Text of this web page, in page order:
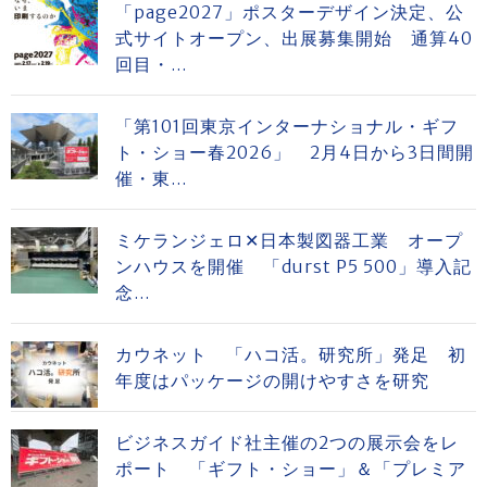
「page2027」ポスターデザイン決定、公
式サイトオープン、出展募集開始 通算40
回目・...
「第101回東京インターナショナル・ギフ
ト・ショー春2026」 2月4日から3日間開
催・東...
ミケランジェロ✕日本製図器工業 オープ
ンハウスを開催 「durst P5 500」導入記
念...
カウネット 「ハコ活。研究所」発足 初
年度はパッケージの開けやすさを研究
ビジネスガイド社主催の2つの展示会をレ
ポート 「ギフト・ショー」＆「プレミア